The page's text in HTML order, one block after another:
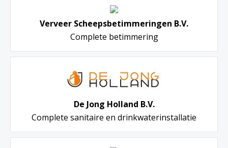
Verveer Scheepsbetimmeringen B.V.
Complete betimmering
De Jong Holland B.V.
Complete sanitaire en drinkwaterinstallatie